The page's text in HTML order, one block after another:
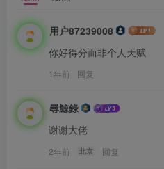
用户87239008
你好得分而非个人天赋
1年前 回复
尋鯨錄
谢谢大佬
2年前 北京 回复